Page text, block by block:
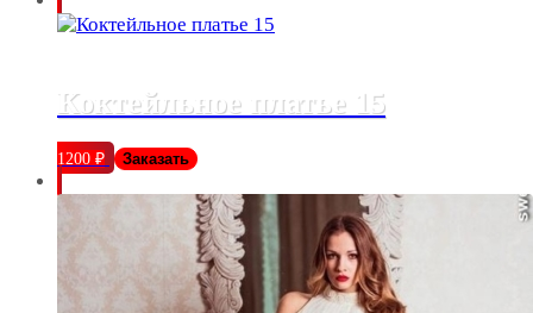
Коктейльное платье 15
1200 ₽ Заказать